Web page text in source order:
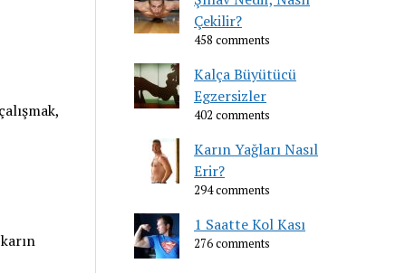
Çekilir?
458 comments
Kalça Büyütücü
Egzersizler
402 comments
Karın Yağları Nasıl
Erir?
294 comments
1 Saatte Kol Kası
276 comments